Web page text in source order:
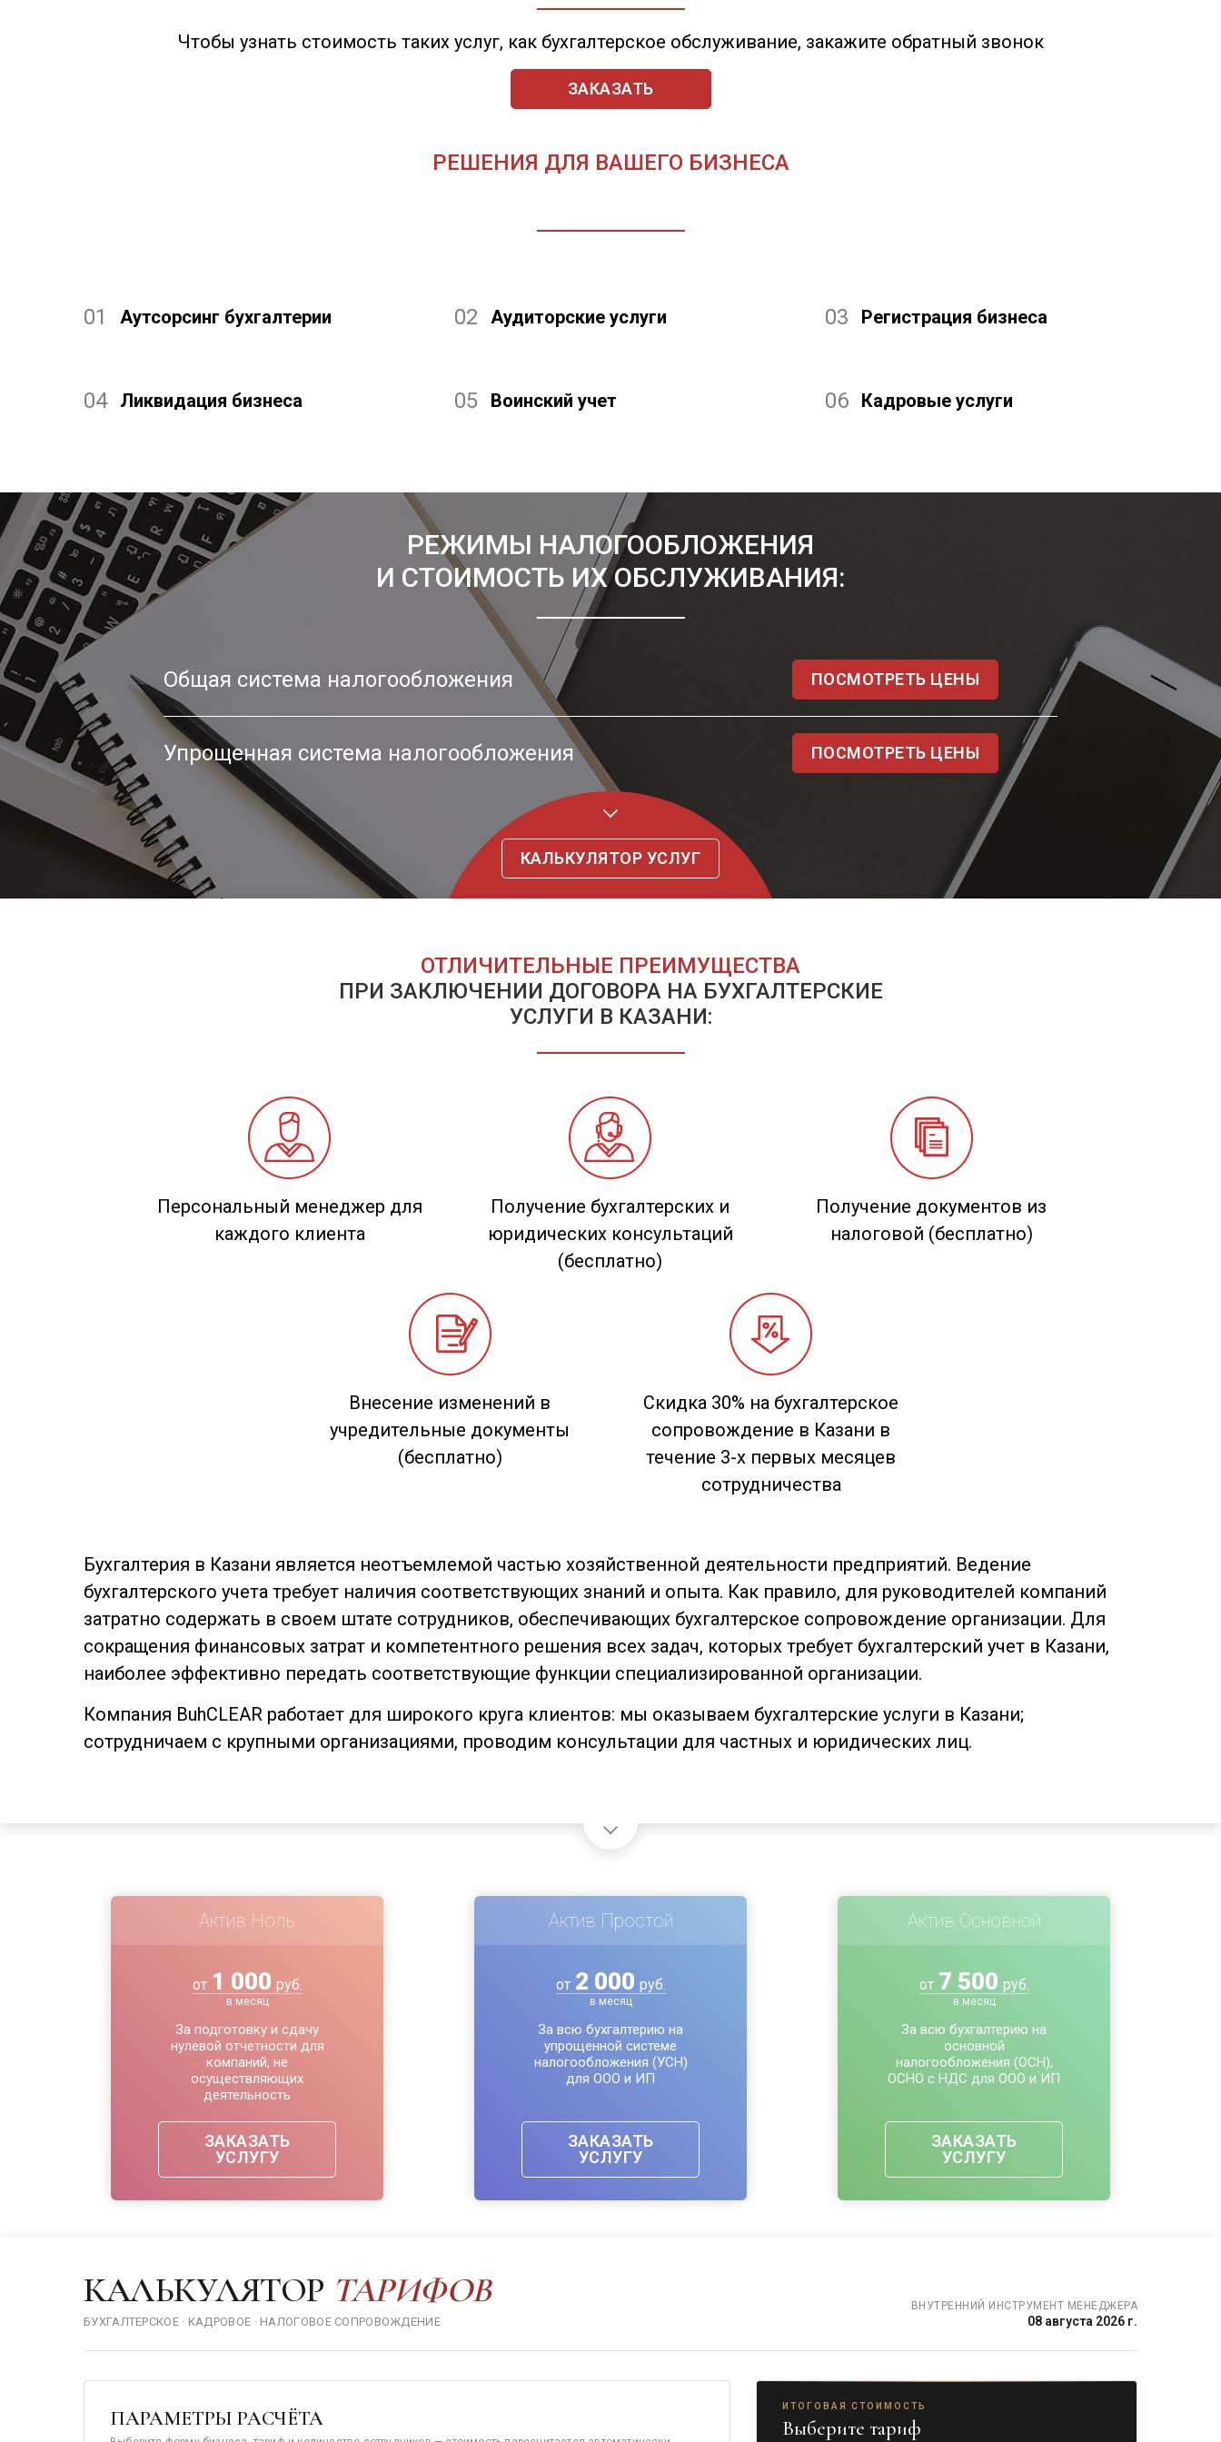
Чтобы узнать стоимость таких услуг, как бухгалтерское обслуживание, закажите обратный звонок
ЗАКАЗАТЬ
РЕШЕНИЯ ДЛЯ ВАШЕГО БИЗНЕСА
01 Аутсорсинг бухгалтерии 02 Аудиторские услуги 03 Регистрация бизнеса
04 Ликвидация бизнеса 05 Воинский учет 06 Кадровые услуги
РЕЖИМЫ НАЛОГООБЛОЖЕНИЯ
И СТОИМОСТЬ ИХ ОБСЛУЖИВАНИЯ:
Общая система налогообложения ПОСМОТРЕТЬ ЦЕНЫ
Упрощенная система налогообложения ПОСМОТРЕТЬ ЦЕНЫ
КАЛЬКУЛЯТОР УСЛУГ
ОТЛИЧИТЕЛЬНЫЕ ПРЕИМУЩЕСТВА
ПРИ ЗАКЛЮЧЕНИИ ДОГОВОРА НА БУХГАЛТЕРСКИЕ
УСЛУГИ В КАЗАНИ:
Персональный менеджер для
каждого клиента
Получение бухгалтерских и
юридических консультаций
(бесплатно)
Получение документов из
налоговой (бесплатно)
Внесение изменений в
учредительные документы
(бесплатно)
Скидка 30% на бухгалтерское
сопровождение в Казани в
течение 3-х первых месяцев
сотрудничества
Бухгалтерия в Казани является неотъемлемой частью хозяйственной деятельности предприятий. Ведение
бухгалтерского учета требует наличия соответствующих знаний и опыта. Как правило, для руководителей компаний
затратно содержать в своем штате сотрудников, обеспечивающих бухгалтерское сопровождение организации. Для
сокращения финансовых затрат и компетентного решения всех задач, которых требует бухгалтерский учет в Казани,
наиболее эффективно передать соответствующие функции специализированной организации.
Компания BuhCLEAR работает для широкого круга клиентов: мы оказываем бухгалтерские услуги в Казани;
сотрудничаем с крупными организациями, проводим консультации для частных и юридических лиц.
Актив Ноль
от 1 000 руб.
в месяц
За подготовку и сдачу
нулевой отчетности для
компаний, не
осуществляющих
деятельность
ЗАКАЗАТЬ
УСЛУГУ
Актив Простой
от 2 000 руб.
в месяц
За всю бухгалтерию на
упрощенной системе
налогообложения (УСН)
для ООО и ИП
ЗАКАЗАТЬ
УСЛУГУ
Актив Основной
от 7 500 руб.
в месяц
За всю бухгалтерию на
основной
налогообложения (ОСН),
ОСНО с НДС для ООО и ИП
ЗАКАЗАТЬ
УСЛУГУ
КАЛЬКУЛЯТОР ТАРИФОВ
БУХГАЛТЕРСКОЕ · КАДРОВОЕ · НАЛОГОВОЕ СОПРОВОЖДЕНИЕ
ВНУТРЕННИЙ ИНСТРУМЕНТ МЕНЕДЖЕРА
08 августа 2026 г.
ПАРАМЕТРЫ РАСЧЁТА
ИТОГОВАЯ СТОИМОСТЬ
Выберите тариф